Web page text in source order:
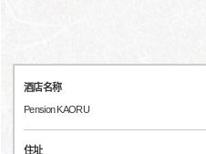
酒店名称
Pension KAORU
住址